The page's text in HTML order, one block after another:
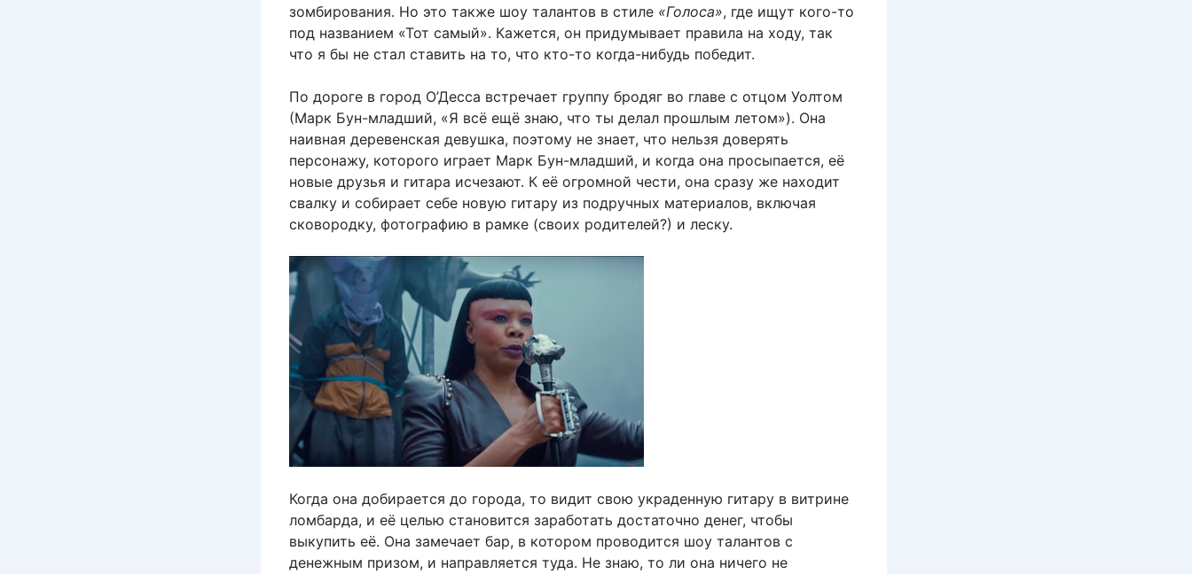
зомбирования. Но это также шоу талантов в стиле «Голоса», где ищут кого-то
под названием «Тот самый». Кажется, он придумывает правила на ходу, так
что я бы не стал ставить на то, что кто-то когда-нибудь победит.
По дороге в город О’Десса встречает группу бродяг во главе с отцом Уолтом
(Марк Бун-младший, «Я всё ещё знаю, что ты делал прошлым летом»). Она
наивная деревенская девушка, поэтому не знает, что нельзя доверять
персонажу, которого играет Марк Бун-младший, и когда она просыпается, её
новые друзья и гитара исчезают. К её огромной чести, она сразу же находит
свалку и собирает себе новую гитару из подручных материалов, включая
сковородку, фотографию в рамке (своих родителей?) и леску.
Когда она добирается до города, то видит свою украденную гитару в витрине
ломбарда, и её целью становится заработать достаточно денег, чтобы
выкупить её. Она замечает бар, в котором проводится шоу талантов с
денежным призом, и направляется туда. Не знаю, то ли она ничего не